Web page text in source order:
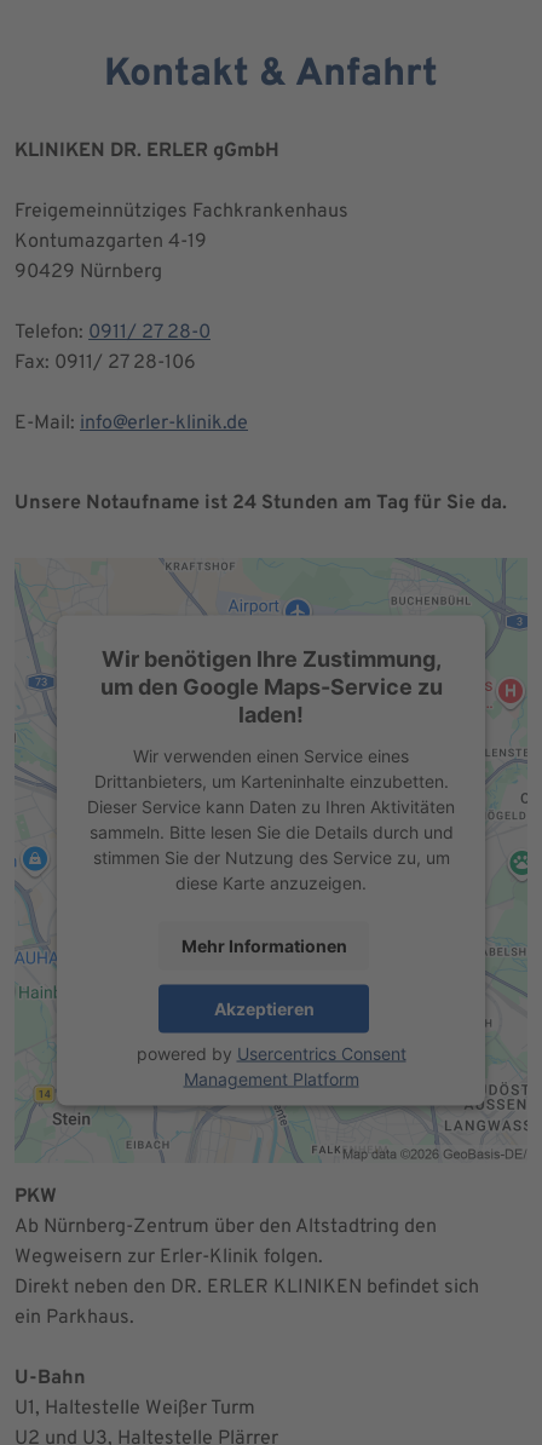
Kontakt & Anfahrt
KLINIKEN DR. ERLER gGmbH
Freigemeinnütziges Fachkrankenhaus
Kontumazgarten 4-19
90429 Nürnberg
Telefon: 0911/ 27 28-0
Fax: 0911/ 27 28-106
E-Mail: info@erler-klinik.de
Unsere Notaufname ist 24 Stunden am Tag für Sie da.
Wir benötigen Ihre Zustimmung,
um den Google Maps-Service zu
laden!
Wir verwenden einen Service eines
Drittanbieters, um Karteninhalte einzubetten.
Dieser Service kann Daten zu Ihren Aktivitäten
sammeln. Bitte lesen Sie die Details durch und
stimmen Sie der Nutzung des Service zu, um
diese Karte anzuzeigen.
Mehr Informationen
Akzeptieren
powered by Usercentrics Consent
Management Platform
PKW
Ab Nürnberg-Zentrum über den Altstadtring den
Wegweisern zur Erler-Klinik folgen.
Direkt neben den DR. ERLER KLINIKEN befindet sich
ein Parkhaus.
U-Bahn
U1, Haltestelle Weißer Turm
U2 und U3, Haltestelle Plärrer